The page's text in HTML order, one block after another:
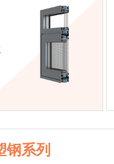
钢系列